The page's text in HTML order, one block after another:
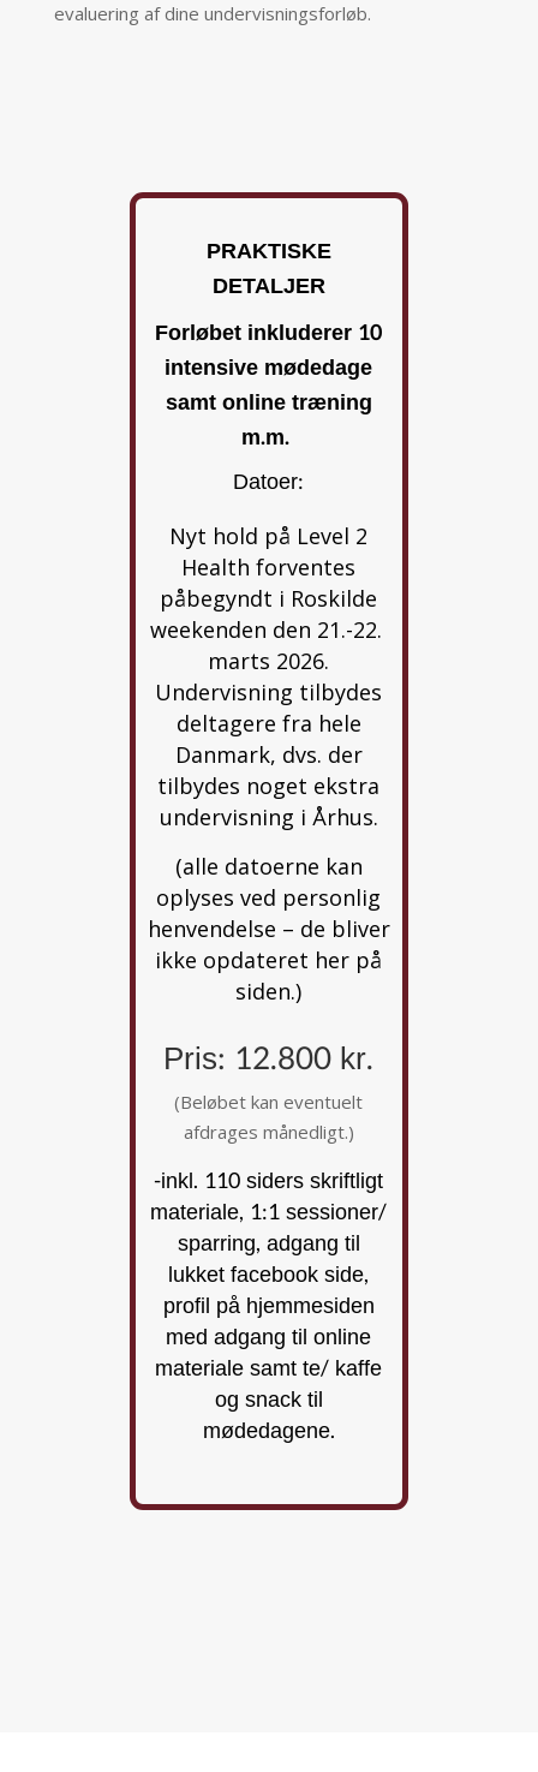
evaluering af dine undervisningsforløb.
PRAKTISKE
DETALJER
Forløbet inkluderer 10
intensive mødedage
samt online træning
m.m.
Datoer:
Nyt hold på Level 2
Health forventes
påbegyndt i Roskilde
weekenden den 21.-22.
marts 2026.
Undervisning tilbydes
deltagere fra hele
Danmark, dvs. der
tilbydes noget ekstra
undervisning i Århus.
(alle datoerne kan
oplyses ved personlig
henvendelse – de bliver
ikke opdateret her på
siden.)
Pris: 12.800 kr.
(Beløbet kan eventuelt
afdrages månedligt.)
-inkl. 110 siders skriftligt
materiale, 1:1 sessioner/
sparring, adgang til
lukket facebook side,
profil på hjemmesiden
med adgang til online
materiale samt te/ kaffe
og snack til
mødedagene.